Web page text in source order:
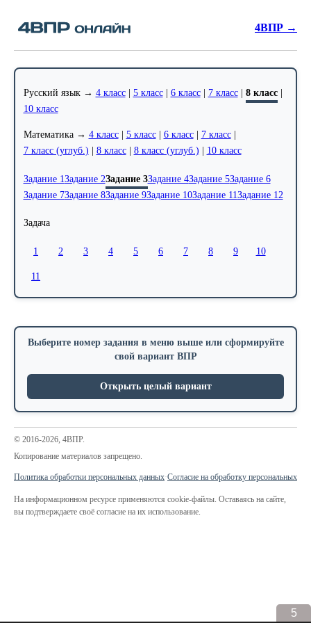
4ВПР →
Русский язык → 4 класс| 5 класс| 6 класс| 7 класс| 8 класс|
10 класс
Математика → 4 класс| 5 класс| 6 класс| 7 класс|
7 класс (углуб.) | 8 класс| 8 класс (углуб.) | 10 класс
Задание 1Задание 2Задание 3Задание 4Задание 5Задание 6
Задание 7Задание 8Задание 9Задание 10Задание 11Задание 12
Задача
1 2 3 4 5 6 7 8 9 10
11
Выберите номер задания в меню выше или сформируйте
свой вариант ВПР
Открыть целый вариант
5
© 2016-2026, 4ВПР.
Копирование материалов запрещено.
Политика обработки персональных данных·Согласие на обработку персональных
На информационном ресурсе применяются cookie-файлы. Оставаясь на сайте,
вы подтверждаете своё согласие на их использование.